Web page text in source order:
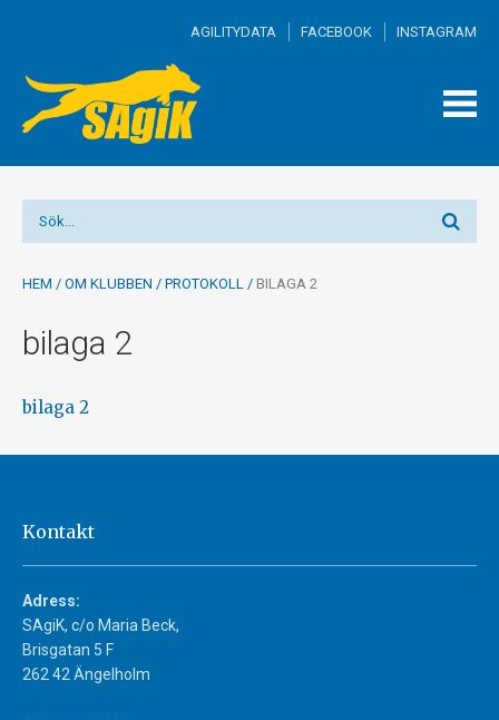
AGILITYDATA FACEBOOK INSTAGRAM
HEM / OM KLUBBEN / PROTOKOLL / BILAGA 2
bilaga 2
bilaga 2
Kontakt
Adress:
SAgiK, c/o Maria Beck,
Brisgatan 5 F
262 42 Ängelholm